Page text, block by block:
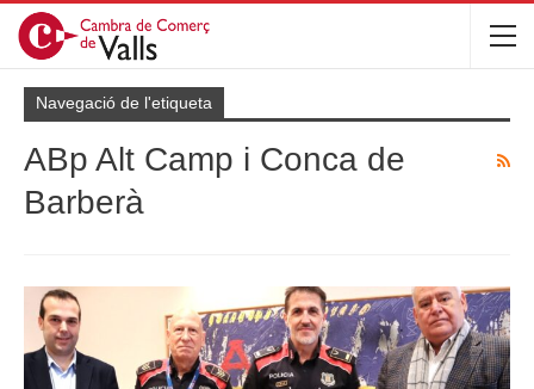
Navegació de l'etiqueta
ABp Alt Camp i Conca de
Barberà